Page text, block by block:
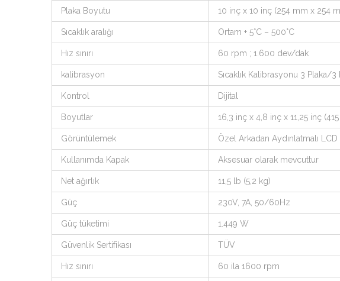
Plaka Boyutu 10 inç x 10 inç (254 mm x 254
Sıcaklık aralığı Ortam + 5°C – 500°C
Hız sınırı 60 rpm ; 1.600 dev/dak
kalibrasyon Sıcaklık Kalibrasyonu 3 Plaka/3
Kontrol Dijital
Boyutlar 16,3 inç x 4,8 inç x 11,25 inç
Görüntülemek Özel Arkadan Aydınlatmalı LCD
Kullanımda Kapak Aksesuar olarak mevcuttur
Net ağırlık 11,5 lb (5,2 kg)
Güç 230V, 7A, 50/60Hz
Güç tüketimi 1.449 W
Güvenlik Sertifikası TÜV
Hız sınırı 60 ila 1600 rpm